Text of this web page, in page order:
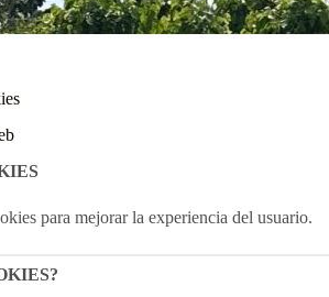
para mejorar la experiencia del usuario.